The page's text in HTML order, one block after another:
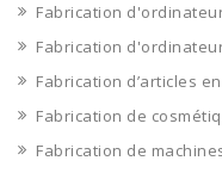
Fabrication
Fabrication
Fabrication d’articles
Fabrication de
Fabrication de